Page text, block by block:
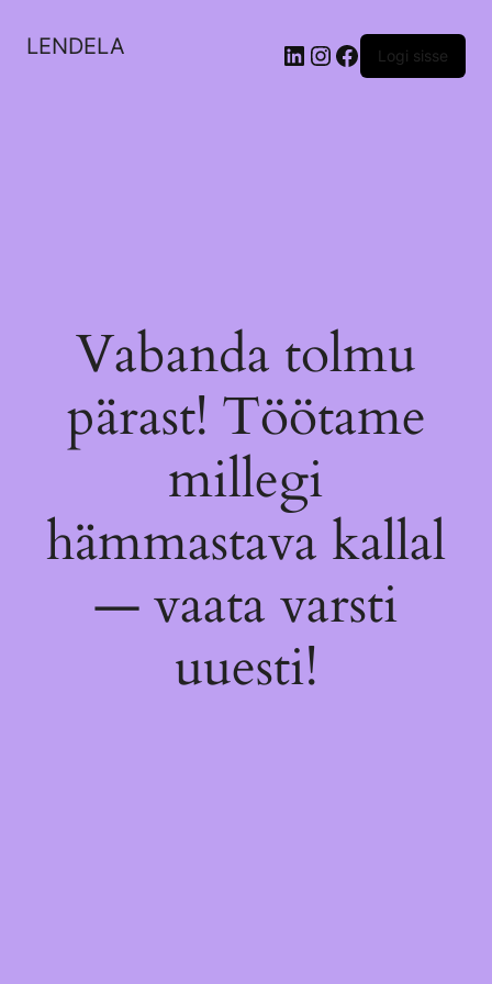
LENDELA LinkedIn
Instagram
Facebook
Logi sisse
Vabanda tolmu
pärast! Töötame
millegi
hämmastava kallal
— vaata varsti
uuesti!